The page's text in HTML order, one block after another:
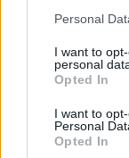
Personal
I want to
personal
Opted In
I want to
Personal
Opted In
Αεροδρόμιο
7 Αυγούστου, 2026